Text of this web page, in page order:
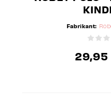
Fabrikant:
29,95